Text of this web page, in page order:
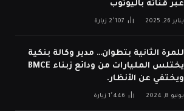
عبر قناته باليوتوب
يناير 26, 2025 2٬107 زيارة
للمرة الثانية بتطوان… مدير وكالة بنكية
يختلس المليارات من ودائع زبناء BMCE
ويختفي عن الأنظار.
يونيو 8, 2024 1٬446 زيارة